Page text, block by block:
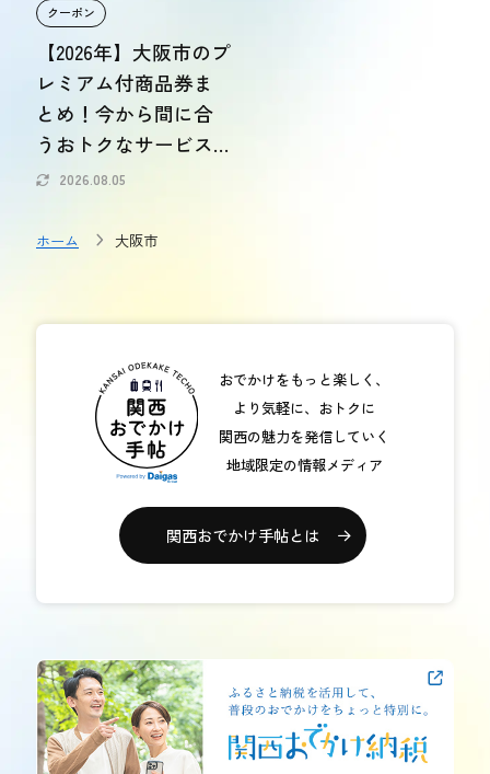
体験する
体験する
おトク情報
おトク情報
おすすめ
関西おでかけ手帖とは
クーポン
【2026年】大阪市のプ
レミアム付商品券ま
とめ！今から間に合
うおトクなサービス
も紹介
2026.08.05
ホーム 大阪市
おでかけをもっと楽しく、
より気軽に、おトクに
関西の魅力を発信していく
地域限定の情報メディア
関西おでかけ手帖とは